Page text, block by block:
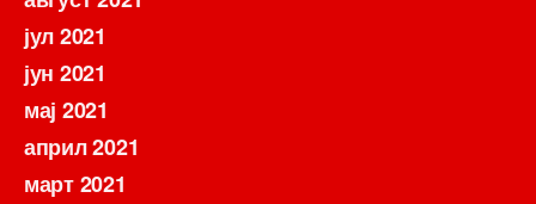
јул 2021
јун 2021
мај 2021
април 2021
март 2021